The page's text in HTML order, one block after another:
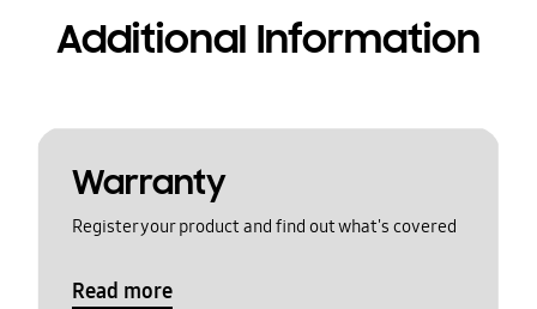
Additional Information
Warranty
Register your product and find out what's covered
Read more